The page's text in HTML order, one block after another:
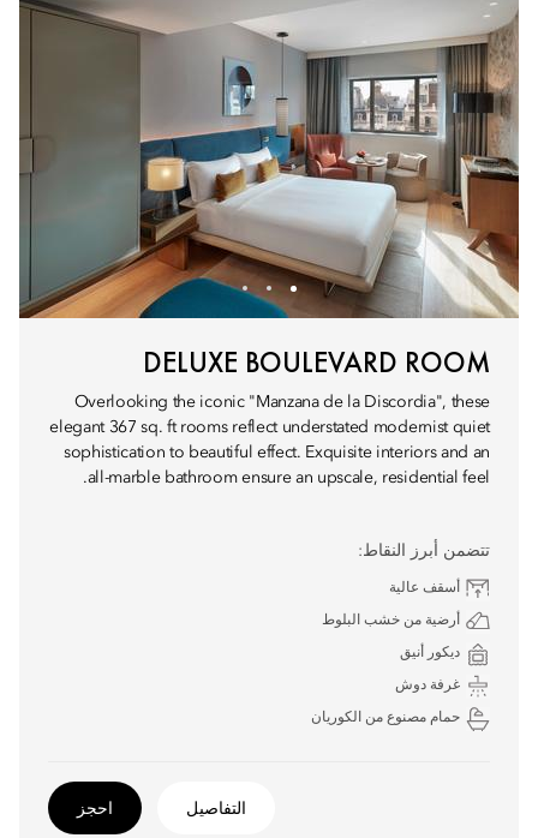
DELUXE BOULEVARD ROOM
Overlooking the iconic "Manzana de la Discordia", these
elegant 367 sq. ft rooms reflect understated modernist quiet
sophistication to beautiful effect. Exquisite interiors and an
all-marble bathroom ensure an upscale, residential feel.
تتضمن أبرز النقاط:
أسقف عالية
أرضية من خشب البلوط
ديكور أنيق
غرفة دوش
حمام مصنوع من الكوريان
التفاصيل احجز